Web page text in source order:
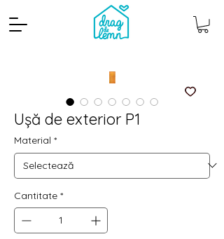
Cantitate mp
Ușă de exterior P1
Material *
Cantitate *